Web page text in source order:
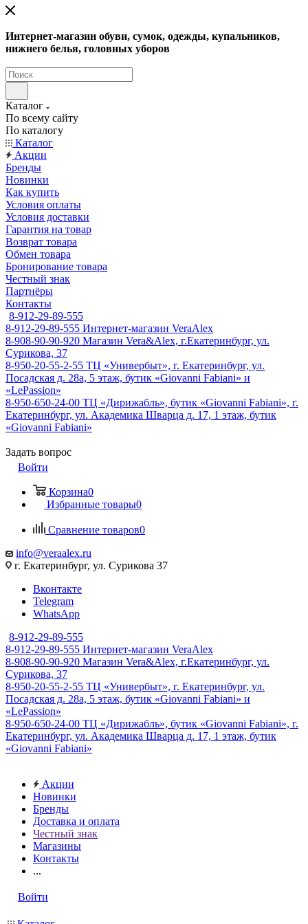
Интернет-магазин обуви, сумок, одежды, купальников,
нижнего белья, головных уборов
Каталог
По всему сайту
По каталогу
Каталог
Акции
Бренды
Новинки
Как купить
Условия оплаты
Условия доставки
Гарантия на товар
Возврат товара
Обмен товара
Бронирование товара
Честный знак
Партнёры
Контакты
8-912-29-89-555
8-912-29-89-555 Интернет-магазин VeraAlex
8-908-90-90-920 Магазин Vera&Alex, г.Екатеринбург, ул.
Сурикова, 37
8-950-20-55-2-55 ТЦ «Универбыт», г. Екатеринбург, ул.
Посадская д. 28а, 5 этаж, бутик «Giovanni Fabiani» и
«LePassion»
8-950-650-24-00 ТЦ «Дирижабль», бутик «Giovanni Fabiani», г.
Екатеринбург, ул. Академика Шварца д. 17, 1 этаж, бутик
«Giovanni Fabiani»
Задать вопрос
Войти
Корзина0
Избранные товары0
Сравнение товаров0
info@veraalex.ru
г. Екатеринбург, ул. Сурикова 37
Вконтакте
Telegram
WhatsApp
8-912-29-89-555
8-912-29-89-555 Интернет-магазин VeraAlex
8-908-90-90-920 Магазин Vera&Alex, г.Екатеринбург, ул.
Сурикова, 37
8-950-20-55-2-55 ТЦ «Универбыт», г. Екатеринбург, ул.
Посадская д. 28а, 5 этаж, бутик «Giovanni Fabiani» и
«LePassion»
8-950-650-24-00 ТЦ «Дирижабль», бутик «Giovanni Fabiani», г.
Екатеринбург, ул. Академика Шварца д. 17, 1 этаж, бутик
«Giovanni Fabiani»
Акции
Новинки
Бренды
Доставка и оплата
Честный знак
Магазины
Контакты
...
Войти